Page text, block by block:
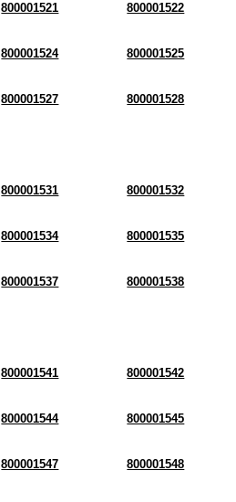
800001521 800001522
800001524 800001525
800001527 800001528
800001531 800001532
800001534 800001535
800001537 800001538
800001541 800001542
800001544 800001545
800001547 800001548